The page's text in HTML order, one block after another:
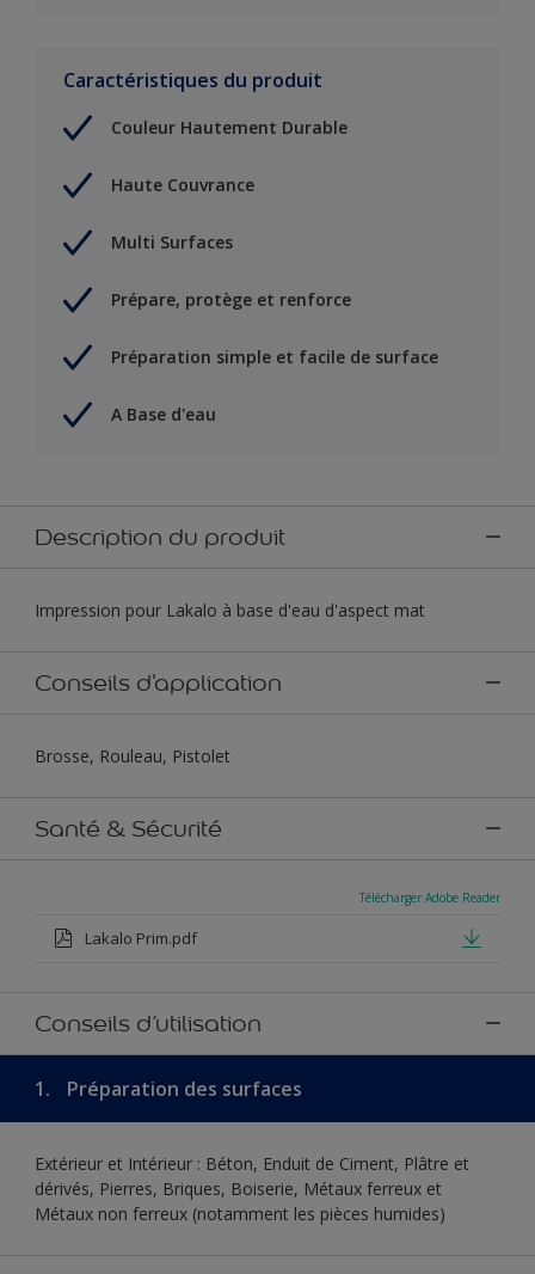
Caractéristiques du produit
Couleur Hautement Durable
Haute Couvrance
Multi Surfaces
Prépare, protège et renforce
Préparation simple et facile de surface
A Base d'eau
Description du produit
Impression pour Lakalo à base d'eau d'aspect mat
Conseils d'application
Brosse, Rouleau, Pistolet
Santé & Sécurité
Télécharger Adobe Reader
Lakalo Prim.pdf
Conseils d’utilisation
1. Préparation des surfaces
Extérieur et Intérieur : Béton, Enduit de Ciment, Plâtre et
dérivés, Pierres, Briques, Boiserie, Métaux ferreux et
Métaux non ferreux (notamment les pièces humides)